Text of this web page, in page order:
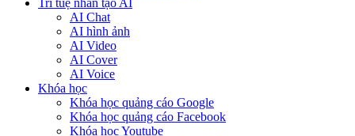
Trí tuệ nhân tạo AI
AI Chat
AI hình ảnh
AI Video
AI Cover
AI Voice
Khóa học
Khóa học quảng cáo Google
Khóa học quảng cáo Facebook
Khóa học Youtube